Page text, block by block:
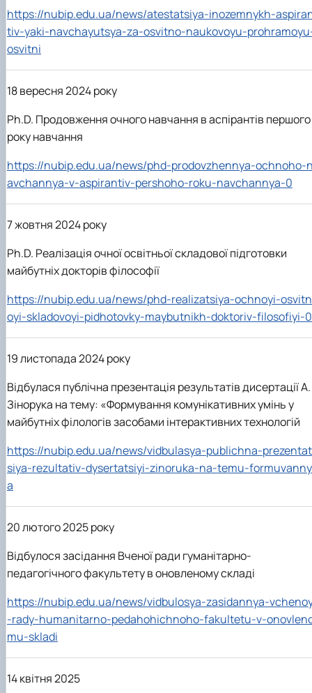
https://nubip.edu.ua/news/atestatsiya-inozemnykh-
tiv-yaki-navchayutsya-za-osvitno-naukovoyu-
osvitni
18 вересня 2024 року
Ph.D. Продовження очного навчання в аспірантів першого
року навчання
https://nubip.edu.ua/news/phd-prodovzhennya-ochnoho-
avchannya-v-aspirantiv-pershoho-roku-navchannya-0
7 жовтня 2024 року
Ph.D. Реалізація очної освітньої складової підготовки
майбутніх докторів філософії
https://nubip.edu.ua/news/phd-realizatsiya-ochnoyi-osvitn
oyi-skladovoyi-pidhotovky-maybutnikh-doktoriv-filosofiyi-0
19 листопада 2024 року
Відбулася публічна презентація результатів дисертації А.
Зінорука на тему: «Формування комунікативних умінь у
майбутніх філологів засобами інтерактивних технологій
https://nubip.edu.ua/news/vidbulasya-publichna-prezentat
siya-rezultativ-dysertatsiyi-zinoruka-na-temu-formuvanny
a
20 лютого 2025 року
Відбулося засідання Вченої ради гуманітарно-
педагогічного факультету в оновленому складі
https://nubip.edu.ua/news/vidbulosya-zasidannya-
-rady-humanitarno-pedahohichnoho-fakultetu-v-
mu-skladi
14 квітня 2025